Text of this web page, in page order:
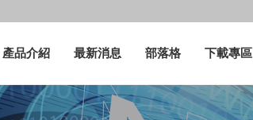
產品介紹 最新消息 部落格 下載專區